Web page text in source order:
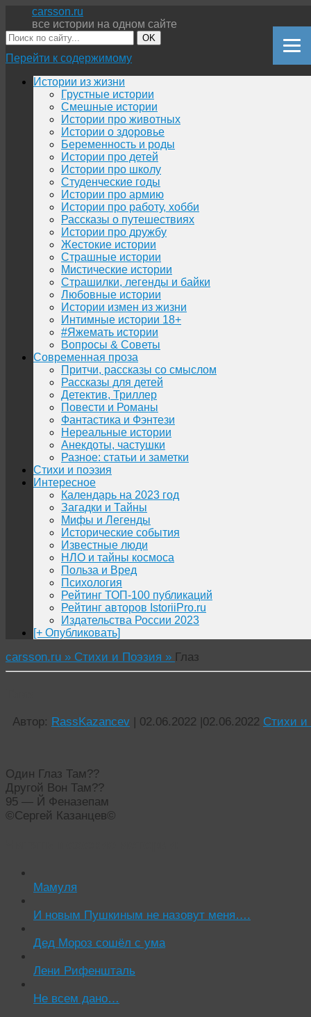
carsson.ru
все истории на одном сайте
OK
Перейти к содержимому
Истории из жизни
Грустные истории
Смешные истории
Истории про животных
Истории о здоровье
Беременность и роды
Истории про детей
Истории про школу
Студенческие годы
Истории про армию
Истории про работу, хобби
Рассказы о путешествиях
Истории про дружбу
Жестокие истории
Страшные истории
Мистические истории
Страшилки, легенды и байки
Любовные истории
Истории измен из жизни
Интимные истории 18+
#Яжемать истории
Вопросы & Советы
Современная проза
Притчи, рассказы со смыслом
Рассказы для детей
Детектив, Триллер
Повести и Романы
Фантастика и Фэнтези
Нереальные истории
Анекдоты, частушки
Разное: статьи и заметки
Стихи и поэзия
Интересное
Календарь на 2023 год
Загадки и Тайны
Мифы и Легенды
Исторические события
Известные люди
НЛО и тайны космоса
Польза и Вред
Психология
Рейтинг ТОП-100 публикаций
Рейтинг авторов IstoriiPro.ru
Издательства России 2023
[+ Опубликовать]
carsson.ru » Стихи и Поэзия » Глаз
Автор: RassKazancev | 02.06.2022 |02.06.2022 Стихи и
Один Глаз Там??
Другой Вон Там??
95 — Й Феназепам
©Сергей Казанцев©
Мамуля
И новым Пушкиным не назовут меня….
Дед Мороз сошёл с ума
Лени Рифеншталь
Не всем дано…